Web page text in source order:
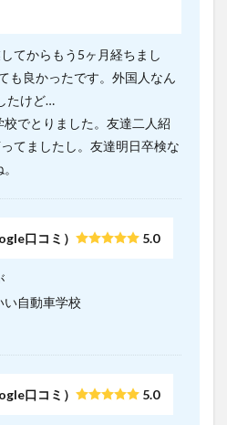
てからもう5ヶ月経ちまし
も良かったです。外国人なん
たけど…
でとりました。友達二人紹
てましたし。友達明日卒検な
口コミ） 5.0
い自動車学校
口コミ） 5.0